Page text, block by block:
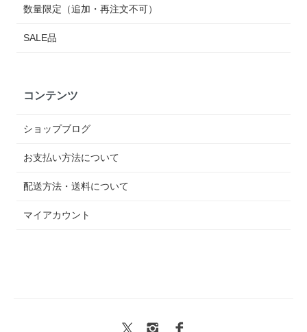
数量限定（追加・再注文不可）
SALE品
コンテンツ
ショップブログ
お支払い方法について
配送方法・送料について
マイアカウント